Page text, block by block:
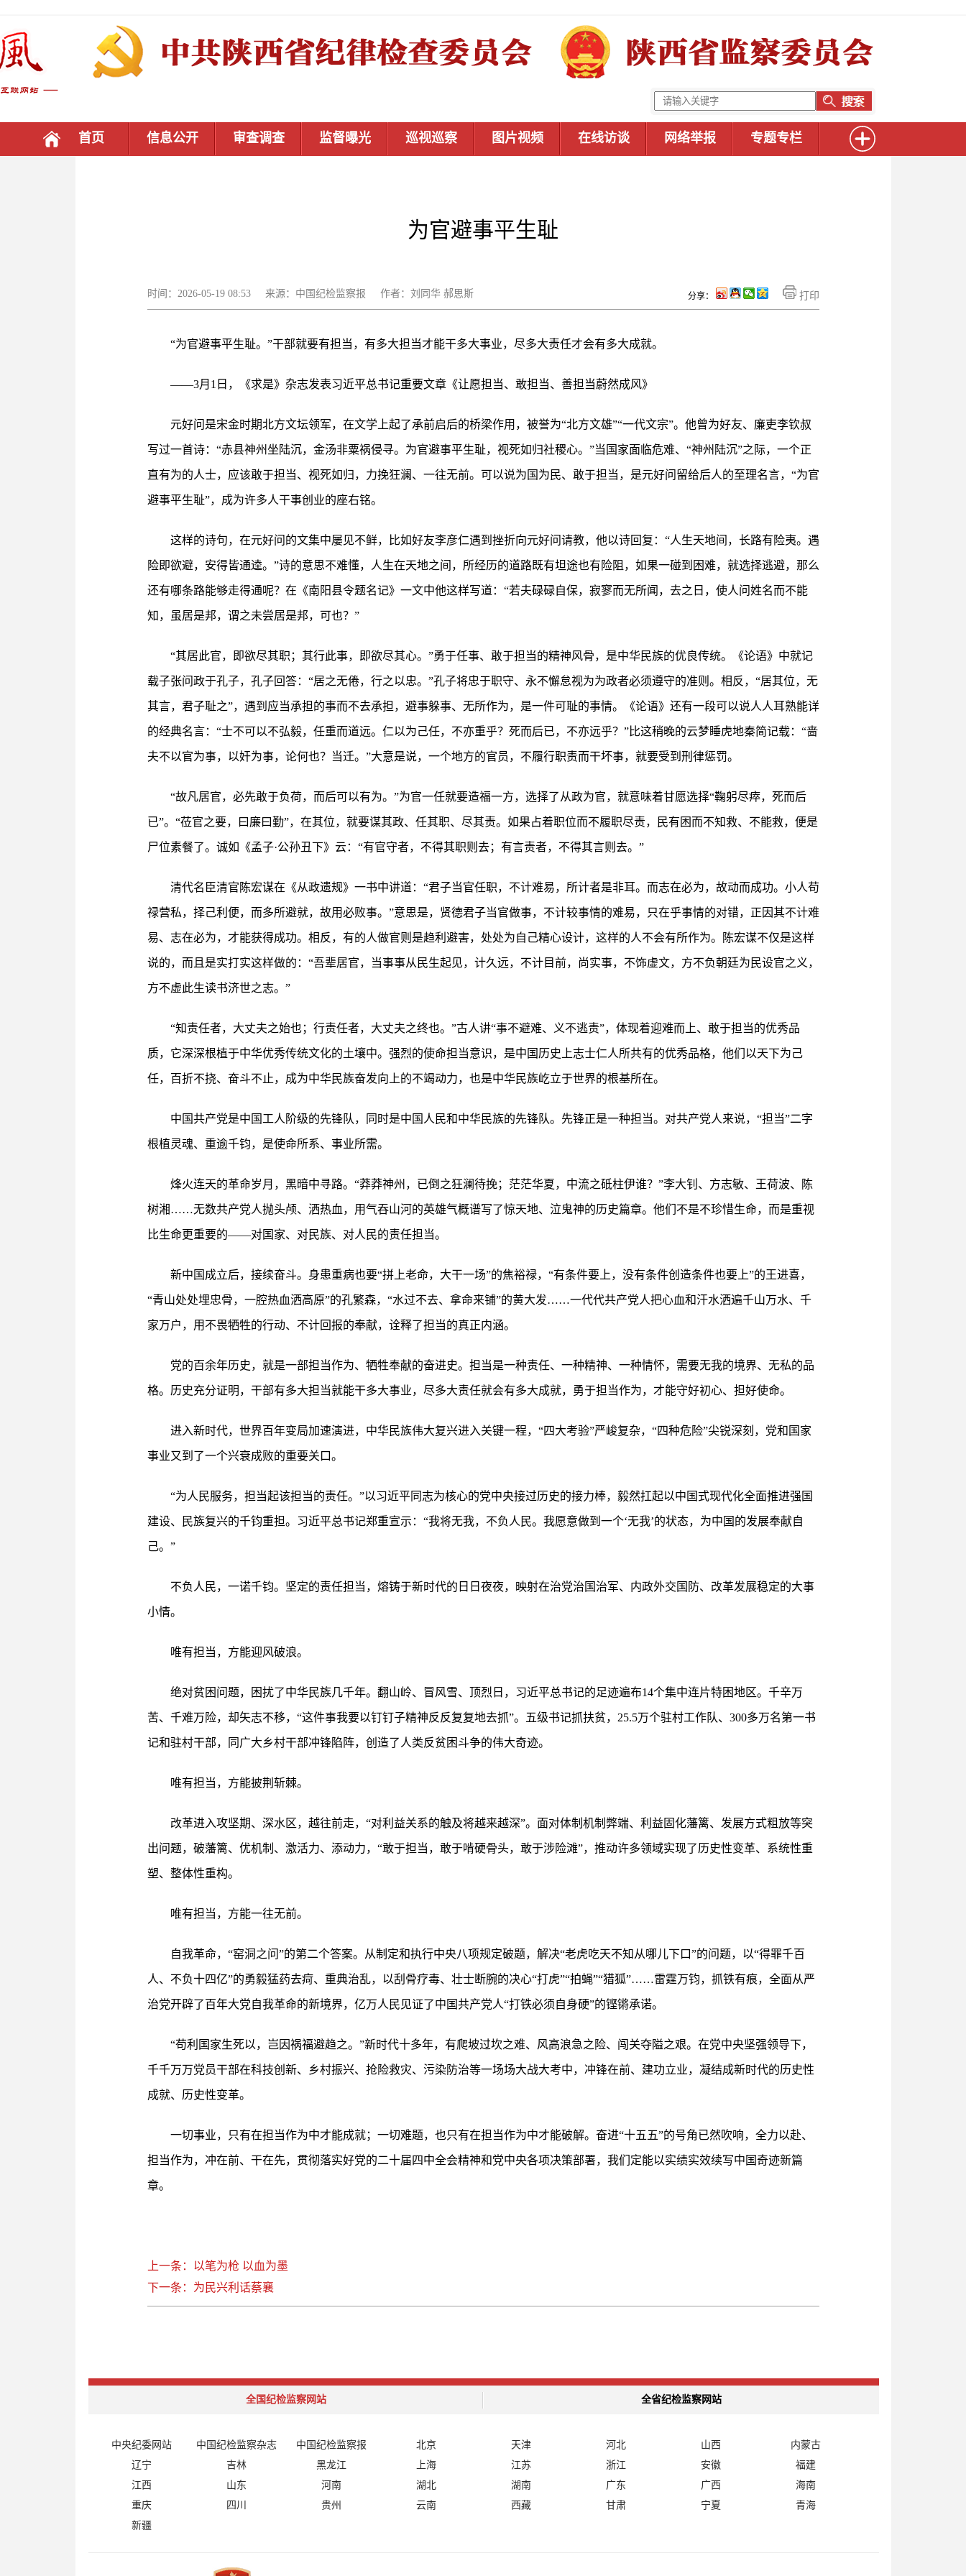
首页 信息公开 审查调查 监督曝光 巡视巡察 图片视频 在线访谈 网络举报 专题专栏
为官避事平生耻
时间：2026-05-19 08:53 来源：中国纪检监察报 作者：刘同华 郝思斯 打印
分享：
“为官避事平生耻。”干部就要有担当，有多大担当才能干多大事业，尽多大责任才会有多大成就。
——3月1日，《求是》杂志发表习近平总书记重要文章《让愿担当、敢担当、善担当蔚然成风》
元好问是宋金时期北方文坛领军，在文学上起了承前启后的桥梁作用，被誉为“北方文雄”“一代文宗”。他曾为好友、廉吏李钦叔
写过一首诗：“赤县神州坐陆沉，金汤非粟祸侵寻。为官避事平生耻，视死如归社稷心。”当国家面临危难、“神州陆沉”之际，一个正
直有为的人士，应该敢于担当、视死如归，力挽狂澜、一往无前。可以说为国为民、敢于担当，是元好问留给后人的至理名言，“为官
避事平生耻”，成为许多人干事创业的座右铭。
这样的诗句，在元好问的文集中屡见不鲜，比如好友李彦仁遇到挫折向元好问请教，他以诗回复：“人生天地间，长路有险夷。遇
险即欲避，安得皆通逵。”诗的意思不难懂，人生在天地之间，所经历的道路既有坦途也有险阻，如果一碰到困难，就选择逃避，那么
还有哪条路能够走得通呢？在《南阳县令题名记》一文中他这样写道：“若夫碌碌自保，寂寥而无所闻，去之日，使人问姓名而不能
知，虽居是邦，谓之未尝居是邦，可也？”
“其居此官，即欲尽其职；其行此事，即欲尽其心。”勇于任事、敢于担当的精神风骨，是中华民族的优良传统。《论语》中就记
载子张问政于孔子，孔子回答：“居之无倦，行之以忠。”孔子将忠于职守、永不懈怠视为为政者必须遵守的准则。相反，“居其位，无
其言，君子耻之”，遇到应当承担的事而不去承担，避事躲事、无所作为，是一件可耻的事情。《论语》还有一段可以说人人耳熟能详
的经典名言：“士不可以不弘毅，任重而道远。仁以为己任，不亦重乎？死而后已，不亦远乎？”比这稍晚的云梦睡虎地秦简记载：“啬
夫不以官为事，以奸为事，论何也？当迁。”大意是说，一个地方的官员，不履行职责而干坏事，就要受到刑律惩罚。
“故凡居官，必先敢于负荷，而后可以有为。”为官一任就要造福一方，选择了从政为官，就意味着甘愿选择“鞠躬尽瘁，死而后
已”。“莅官之要，曰廉曰勤”，在其位，就要谋其政、任其职、尽其责。如果占着职位而不履职尽责，民有困而不知救、不能救，便是
尸位素餐了。诚如《孟子·公孙丑下》云：“有官守者，不得其职则去；有言责者，不得其言则去。”
清代名臣清官陈宏谋在《从政遗规》一书中讲道：“君子当官任职，不计难易，所计者是非耳。而志在必为，故动而成功。小人苟
禄营私，择己利便，而多所避就，故用必败事。”意思是，贤德君子当官做事，不计较事情的难易，只在乎事情的对错，正因其不计难
易、志在必为，才能获得成功。相反，有的人做官则是趋利避害，处处为自己精心设计，这样的人不会有所作为。陈宏谋不仅是这样
说的，而且是实打实这样做的：“吾辈居官，当事事从民生起见，计久远，不计目前，尚实事，不饰虚文，方不负朝廷为民设官之义，
方不虚此生读书济世之志。”
“知责任者，大丈夫之始也；行责任者，大丈夫之终也。”古人讲“事不避难、义不逃责”，体现着迎难而上、敢于担当的优秀品
质，它深深根植于中华优秀传统文化的土壤中。强烈的使命担当意识，是中国历史上志士仁人所共有的优秀品格，他们以天下为己
任，百折不挠、奋斗不止，成为中华民族奋发向上的不竭动力，也是中华民族屹立于世界的根基所在。
中国共产党是中国工人阶级的先锋队，同时是中国人民和中华民族的先锋队。先锋正是一种担当。对共产党人来说，“担当”二字
根植灵魂、重逾千钧，是使命所系、事业所需。
烽火连天的革命岁月，黑暗中寻路。“莽莽神州，已倒之狂澜待挽；茫茫华夏，中流之砥柱伊谁？”李大钊、方志敏、王荷波、陈
树湘……无数共产党人抛头颅、洒热血，用气吞山河的英雄气概谱写了惊天地、泣鬼神的历史篇章。他们不是不珍惜生命，而是重视
比生命更重要的——对国家、对民族、对人民的责任担当。
新中国成立后，接续奋斗。身患重病也要“拼上老命，大干一场”的焦裕禄，“有条件要上，没有条件创造条件也要上”的王进喜，
“青山处处埋忠骨，一腔热血洒高原”的孔繁森，“水过不去、拿命来铺”的黄大发……一代代共产党人把心血和汗水洒遍千山万水、千
家万户，用不畏牺牲的行动、不计回报的奉献，诠释了担当的真正内涵。
党的百余年历史，就是一部担当作为、牺牲奉献的奋进史。担当是一种责任、一种精神、一种情怀，需要无我的境界、无私的品
格。历史充分证明，干部有多大担当就能干多大事业，尽多大责任就会有多大成就，勇于担当作为，才能守好初心、担好使命。
进入新时代，世界百年变局加速演进，中华民族伟大复兴进入关键一程，“四大考验”严峻复杂，“四种危险”尖锐深刻，党和国家
事业又到了一个兴衰成败的重要关口。
“为人民服务，担当起该担当的责任。”以习近平同志为核心的党中央接过历史的接力棒，毅然扛起以中国式现代化全面推进强国
建设、民族复兴的千钧重担。习近平总书记郑重宣示：“我将无我，不负人民。我愿意做到一个‘无我’的状态，为中国的发展奉献自
己。”
不负人民，一诺千钧。坚定的责任担当，熔铸于新时代的日日夜夜，映射在治党治国治军、内政外交国防、改革发展稳定的大事
小情。
唯有担当，方能迎风破浪。
绝对贫困问题，困扰了中华民族几千年。翻山岭、冒风雪、顶烈日，习近平总书记的足迹遍布14个集中连片特困地区。千辛万
苦、千难万险，却矢志不移，“这件事我要以钉钉子精神反反复复地去抓”。五级书记抓扶贫，25.5万个驻村工作队、300多万名第一书
记和驻村干部，同广大乡村干部冲锋陷阵，创造了人类反贫困斗争的伟大奇迹。
唯有担当，方能披荆斩棘。
改革进入攻坚期、深水区，越往前走，“对利益关系的触及将越来越深”。面对体制机制弊端、利益固化藩篱、发展方式粗放等突
出问题，破藩篱、优机制、激活力、添动力，“敢于担当，敢于啃硬骨头，敢于涉险滩”，推动许多领域实现了历史性变革、系统性重
塑、整体性重构。
唯有担当，方能一往无前。
自我革命，“窑洞之问”的第二个答案。从制定和执行中央八项规定破题，解决“老虎吃天不知从哪儿下口”的问题，以“得罪千百
人、不负十四亿”的勇毅猛药去疴、重典治乱，以刮骨疗毒、壮士断腕的决心“打虎”“拍蝇”“猎狐”……雷霆万钧，抓铁有痕，全面从严
治党开辟了百年大党自我革命的新境界，亿万人民见证了中国共产党人“打铁必须自身硬”的铿锵承诺。
“苟利国家生死以，岂因祸福避趋之。”新时代十多年，有爬坡过坎之难、风高浪急之险、闯关夺隘之艰。在党中央坚强领导下，
千千万万党员干部在科技创新、乡村振兴、抢险救灾、污染防治等一场场大战大考中，冲锋在前、建功立业，凝结成新时代的历史性
成就、历史性变革。
一切事业，只有在担当作为中才能成就；一切难题，也只有在担当作为中才能破解。奋进“十五五”的号角已然吹响，全力以赴、
担当作为，冲在前、干在先，贯彻落实好党的二十届四中全会精神和党中央各项决策部署，我们定能以实绩实效续写中国奇迹新篇
章。
上一条：以笔为枪 以血为墨
下一条：为民兴利话蔡襄
全国纪检监察网站 全省纪检监察网站
中央纪委网站 中国纪检监察杂志 中国纪检监察报 北京 天津 河北 山西
内蒙古
辽宁
吉林 黑龙江 上海 江苏 浙江 安徽
福建
江西
山东 河南 湖北 湖南 广东 广西
海南
重庆
四川 贵州 云南 西藏 甘肃 宁夏
青海
新疆